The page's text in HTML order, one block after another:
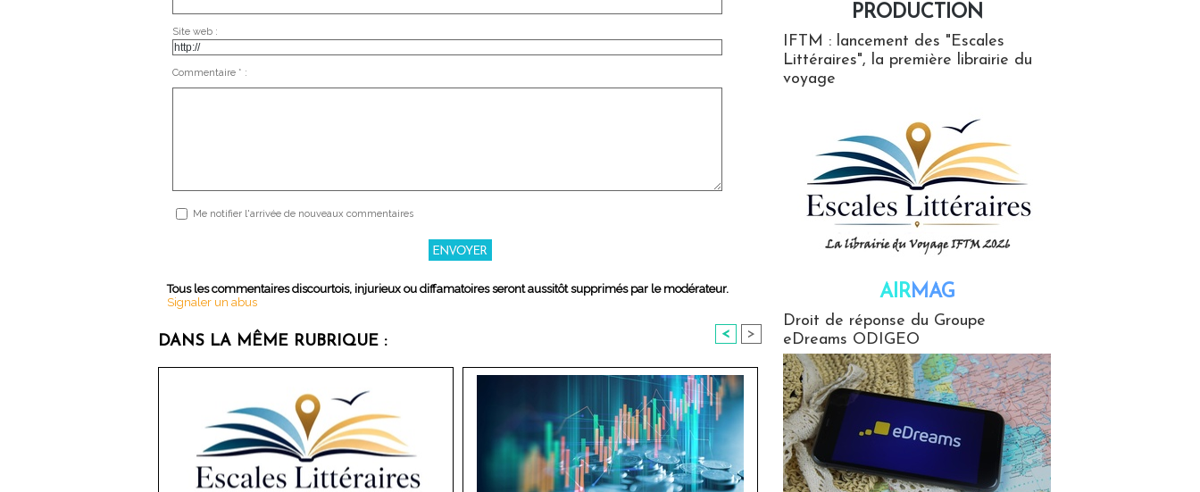
Site web :
Commentaire * :
Me notifier l'arrivée de nouveaux commentaires
Tous les commentaires discourtois, injurieux ou diffamatoires seront aussitôt supprimés par le modérateur.
Signaler un abus
DANS LA MÊME RUBRIQUE : < >
PRODUCTION
IFTM : lancement des "Escales
Littéraires", la première librairie du
voyage
AIRMAG
Droit de réponse du Groupe
eDreams ODIGEO